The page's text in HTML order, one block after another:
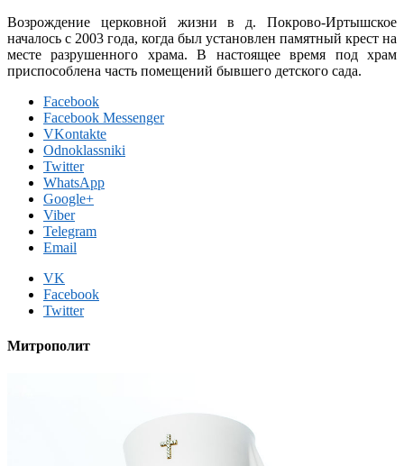
Возрождение церковной жизни в д. Покрово-Иртышское
началось с 2003 года, когда был установлен памятный крест на
месте разрушенного храма. В настоящее время под храм
приспособлена часть помещений бывшего детского сада.
Facebook
Facebook Messenger
VKontakte
Odnoklassniki
Twitter
WhatsApp
Google+
Viber
Telegram
Email
VK
Facebook
Twitter
Митрополит